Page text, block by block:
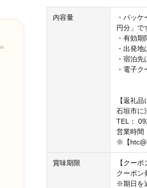
内容量
・パッ
円分」で
・有効
・出発
・宿泊
・電子
【返礼
石垣市に
TEL：
営業時間
※【
賞味期限
【クーポ
クーポン
※期日を